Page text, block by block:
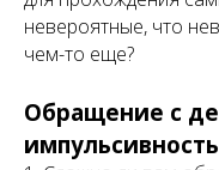
невероятные, что
чем-то еще?
Обращение с
импульсивность